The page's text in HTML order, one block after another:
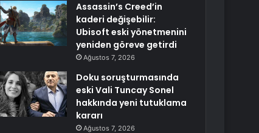
Assassin’s Creed’in
kaderi değişebilir:
Ubisoft eski yönetmenini
yeniden göreve getirdi
Ağustos 7, 2026
Doku soruşturmasında
eski Vali Tuncay Sonel
hakkında yeni tutuklama
kararı
Ağustos 7, 2026